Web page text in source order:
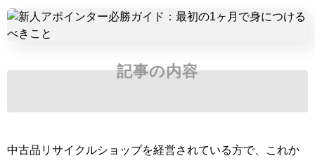
記事の内容
中古品リサイクルショップを経営されている方で、これか